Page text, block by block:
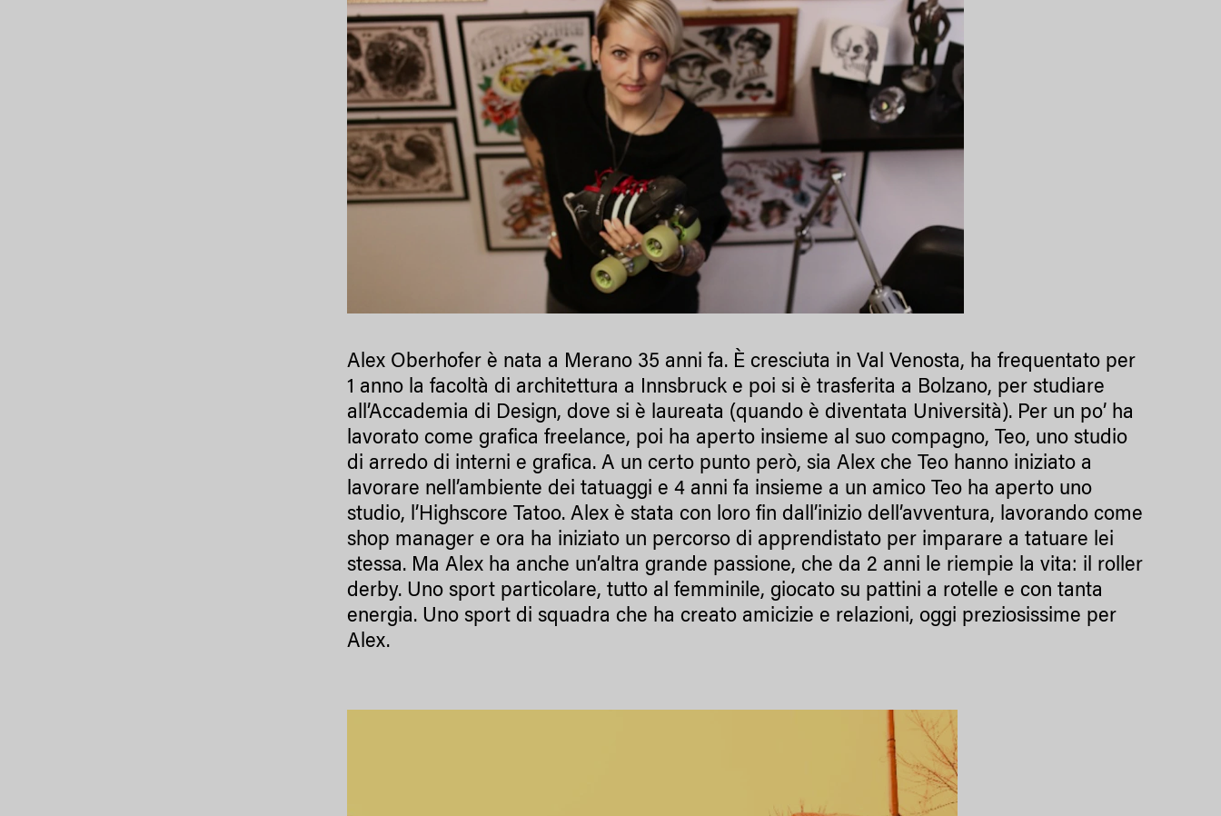
Alex Oberhofer è nata a Merano 35 anni fa. È cresciuta in Val Venosta, ha frequentato per
1 anno la facoltà di architettura a Innsbruck e poi si è trasferita a Bolzano, per studiare
all’Accademia di Design, dove si è laureata (quando è diventata Università). Per un po’ ha
lavorato come grafica freelance, poi ha aperto insieme al suo compagno, Teo, uno studio
di arredo di interni e grafica. A un certo punto però, sia Alex che Teo hanno iniziato a
lavorare nell’ambiente dei tatuaggi e 4 anni fa insieme a un amico Teo ha aperto uno
studio, l’Highscore Tatoo. Alex è stata con loro fin dall’inizio dell’avventura, lavorando come
shop manager e ora ha iniziato un percorso di apprendistato per imparare a tatuare lei
stessa. Ma Alex ha anche un’altra grande passione, che da 2 anni le riempie la vita: il roller
derby. Uno sport particolare, tutto al femminile, giocato su pattini a rotelle e con tanta
energia. Uno sport di squadra che ha creato amicizie e relazioni, oggi preziosissime per
Alex.